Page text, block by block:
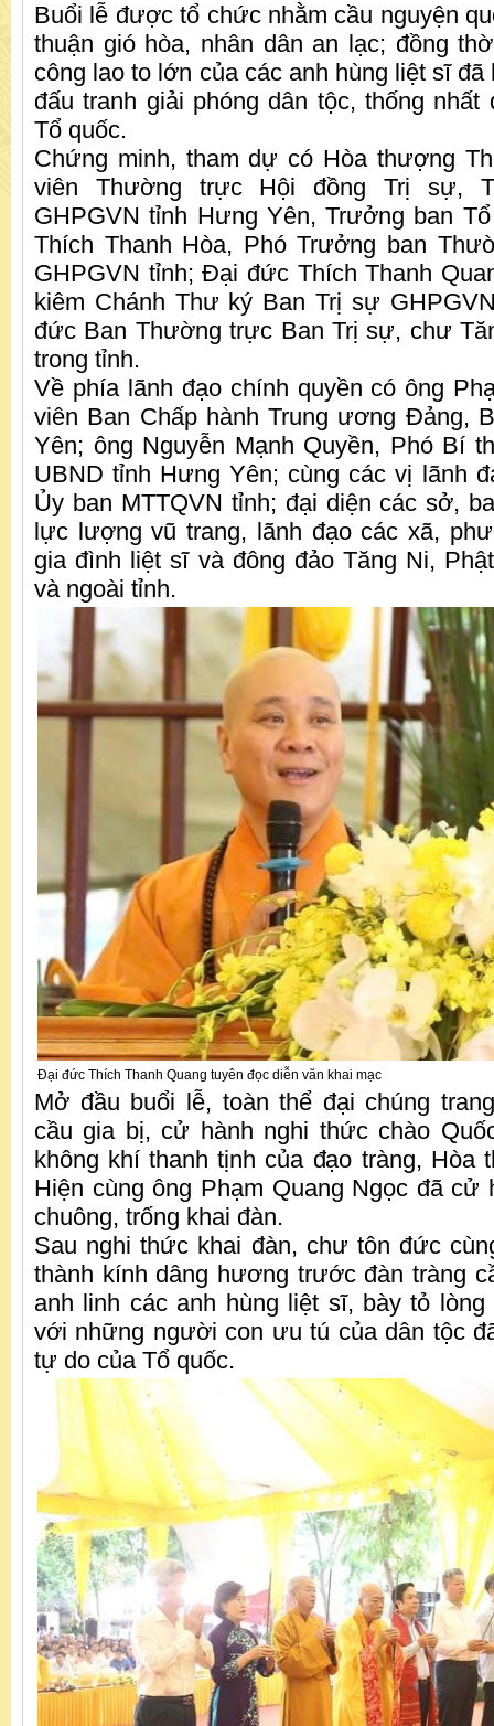
Buổi lễ được tổ chức nhằm cầu nguyện
thuận gió hòa, nhân dân an lạc; đồng
công lao to lớn của các anh hùng liệt sĩ
đấu tranh giải phóng dân tộc, thống
Tổ quốc.
Chứng minh, tham dự có Hòa thượng
viên Thường trực Hội đồng Trị sự,
GHPGVN tỉnh Hưng Yên, Trưởng ban
Thích Thanh Hòa, Phó Trưởng ban
GHPGVN tỉnh; Đại đức Thích Thanh
kiêm Chánh Thư ký Ban Trị sự
đức Ban Thường trực Ban Trị sự, chư
trong tỉnh.
Về phía lãnh đạo chính quyền có ông
viên Ban Chấp hành Trung ương Đảng,
Yên; ông Nguyễn Mạnh Quyền, Phó Bí
UBND tỉnh Hưng Yên; cùng các vị lãnh
Ủy ban MTTQVN tỉnh; đại diện các sở,
lực lượng vũ trang, lãnh đạo các xã,
gia đình liệt sĩ và đông đảo Tăng Ni,
và ngoài tỉnh.
Đại đức Thích Thanh Quang tuyên đọc diễn văn khai mạc
Mở đầu buổi lễ, toàn thể đại chúng
cầu gia bị, cử hành nghi thức chào
không khí thanh tịnh của đạo tràng, Hòa
Hiện cùng ông Phạm Quang Ngọc đã cử
chuông, trống khai đàn.
Sau nghi thức khai đàn, chư tôn đức
thành kính dâng hương trước đàn tràng
anh linh các anh hùng liệt sĩ, bày tỏ
với những người con ưu tú của dân tộc
tự do của Tổ quốc.